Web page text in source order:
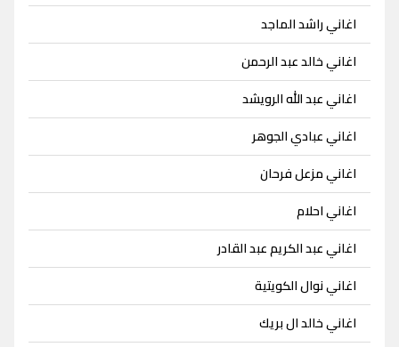
اغاني راشد الماجد
اغاني خالد عبد الرحمن
اغاني عبد الله الرويشد
اغاني عبادي الجوهر
اغاني مزعل فرحان
اغاني احلام
اغاني عبد الكريم عبد القادر
اغاني نوال الكويتية
اغاني خالد ال بريك